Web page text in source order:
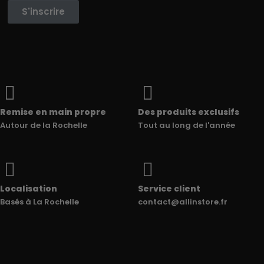
S'inscrire
Remise en main propre
Autour de la Rochelle
Des produits exclusifs
Tout au long de l'année
Localisation
Basés à La Rochelle
Service client
contact@allinstore.fr